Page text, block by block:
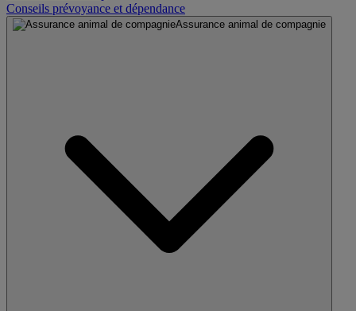
Conseils prévoyance et dépendance
Assurance animal de compagnie